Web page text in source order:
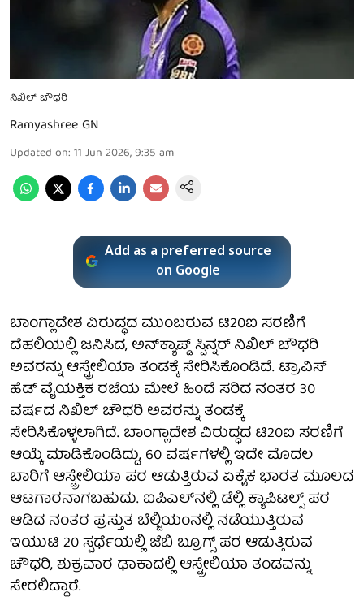
ನಿಖಿಲ್ ಚೌಧರಿ
Ramyashree GN
Updated on: 11 Jun 2026, 9:35 am
Add as a preferred source
on Google
ಬಾಂಗ್ಲಾದೇಶ ವಿರುದ್ಧದ ಮುಂಬರುವ ಟಿ20ಐ ಸರಣಿಗೆ
ದೆಹಲಿಯಲ್ಲಿ ಜನಿಸಿದ, ಅನ್‌ಕ್ಯಾಪ್ಡ್ ಸ್ಪಿನ್ನರ್ ನಿಖಿಲ್ ಚೌಧರಿ
ಅವರನ್ನು ಆಸ್ಟ್ರೇಲಿಯಾ ತಂಡಕ್ಕೆ ಸೇರಿಸಿಕೊಂಡಿದೆ. ಟ್ರಾವಿಸ್
ಹೆಡ್ ವೈಯಕ್ತಿಕ ರಜೆಯ ಮೇಲೆ ಹಿಂದೆ ಸರಿದ ನಂತರ 30
ವರ್ಷದ ನಿಖಿಲ್ ಚೌಧರಿ ಅವರನ್ನು ತಂಡಕ್ಕೆ
ಸೇರಿಸಿಕೊಳ್ಳಲಾಗಿದೆ. ಬಾಂಗ್ಲಾದೇಶ ವಿರುದ್ಧದ ಟಿ20ಐ ಸರಣಿಗೆ
ಆಯ್ಕೆ ಮಾಡಿಕೊಂಡಿದ್ದು, 60 ವರ್ಷಗಳಲ್ಲಿ ಇದೇ ಮೊದಲ
ಬಾರಿಗೆ ಆಸ್ಟ್ರೇಲಿಯಾ ಪರ ಆಡುತ್ತಿರುವ ಏಕೈಕ ಭಾರತ ಮೂಲದ
ಆಟಗಾರನಾಗಬಹುದು. ಐಪಿಎಲ್‌ನಲ್ಲಿ ಡೆಲ್ಲಿ ಕ್ಯಾಪಿಟಲ್ಸ್ ಪರ
ಆಡಿದ ನಂತರ ಪ್ರಸ್ತುತ ಬೆಲ್ಜಿಯಂನಲ್ಲಿ ನಡೆಯುತ್ತಿರುವ
ಇಯುಟಿ 20 ಸ್ಪರ್ಧೆಯಲ್ಲಿ ಜೆಬಿ ಬ್ರೂಗ್ಸ್ ಪರ ಆಡುತ್ತಿರುವ
ಚೌಧರಿ, ಶುಕ್ರವಾರ ಢಾಕಾದಲ್ಲಿ ಆಸ್ಟ್ರೇಲಿಯಾ ತಂಡವನ್ನು
ಸೇರಲಿದ್ದಾರೆ.